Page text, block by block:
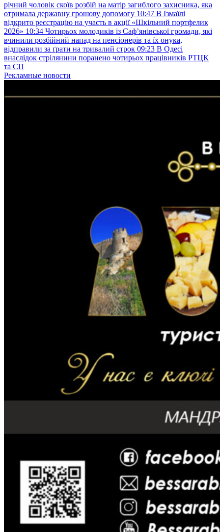
річний чоловік скоїв розбій на матір загиблого захисника, яка
отримала державну грошову допомогу 10:47 В Ізмаїлі
відкрито реєстрацію на участь в акції «Шкільний портфелик
2026» 10:34 Чотирьох молодиків із Саф’янівської громади, які
вчинили розбійний напад на пенсіонерів та їх онука,
відправили за ґрати на тривалий строк 09:23 В Одесі
внаслідок стрілянини поранено чотирьох працівників РТЦК
та СП
Рекламные новости